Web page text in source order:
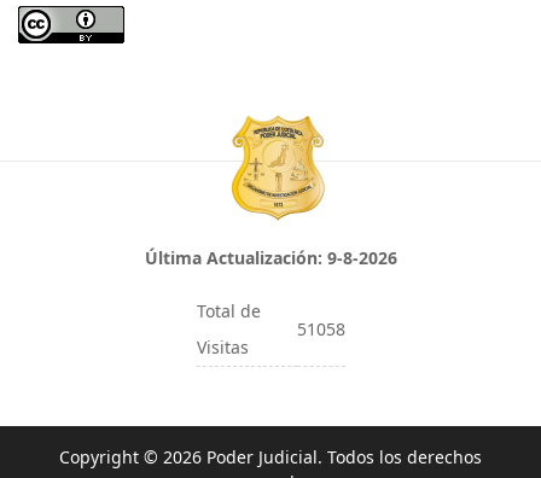
Última Actualización: 9-8-2026
Total de
Visitas
51058
Copyright © 2026 Poder Judicial. Todos los derechos